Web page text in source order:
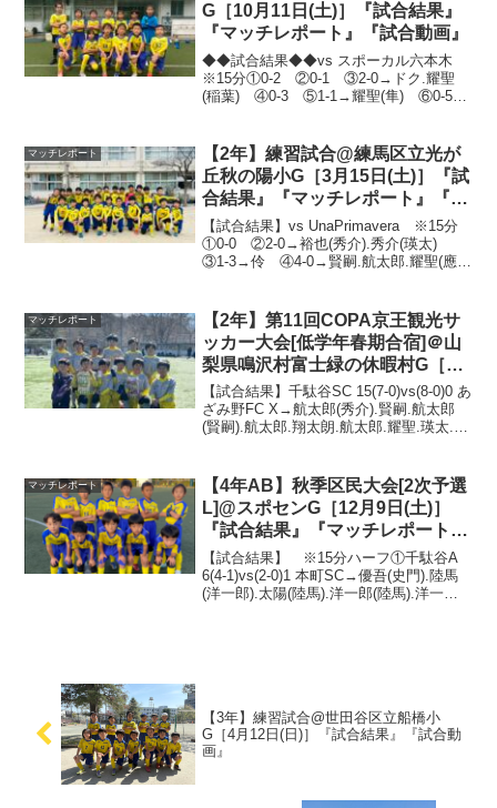
G［10月11日(土)］『試合結果』
『マッチレポート』『試合動画』
◆◆試合結果◆◆vs スポーカル六本木
※15分①0-2 ②0-1 ③2-0→ドク.耀聖
(稲葉) ④0-3 ⑤1-1→耀聖(隼) ⑥0-5
頑張っていたと思いま...
マッチレポート
【2年】練習試合@練馬区立光が
丘秋の陽小G［3月15日(土)］『試
合結果』『マッチレポート』『試
合動画』
【試合結果】vs UnaPrimavera ※15分
①0-0 ②2-0→裕也(秀介).秀介(瑛太)
③1-3→伶 ④4-0→賢嗣.航太郎.耀聖(應
マッチレポート
【2年】第11回COPA京王観光サ
ッカー大会[低学年春期合宿]＠山
梨県鳴沢村富士緑の休暇村G［3
月8日(土)/9日(日)］『試合結果』
『マッチレポート』『試合動画』
【試合結果】千駄谷SC 15(7-0)vs(8-0)0 あ
ざみ野FC X→航太郎(秀介).賢嗣.航太郎
(賢嗣).航太郎.翔太朗.航太郎.耀聖.瑛太.航
マッチレポート
【4年AB】秋季区民大会[2次予選
L]@スポセンG［12月9日(土)］
『試合結果』『マッチレポート』
『試合動画』
【試合結果】 ※15分ハーフ①千駄谷A
6(4-1)vs(2-0)1 本町SC→優吾(史門).陸馬
(洋一郎).太陽(陸馬).洋一郎(陸馬).洋一郎
【3年】練習試合@世田谷区立船橋小
G［4月12日(日)］『試合結果』『試合動
画』